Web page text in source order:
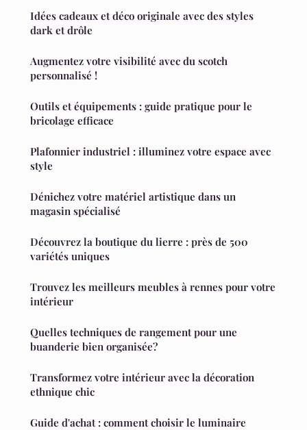
Idées cadeaux et déco originale avec des styles
dark et drôle
Augmentez votre visibilité avec du scotch
personnalisé !
Outils et équipements : guide pratique pour le
bricolage efficace
Plafonnier industriel : illuminez votre espace avec
style
Dénichez votre matériel artistique dans un
magasin spécialisé
Découvrez la boutique du lierre : près de 500
variétés uniques
Trouvez les meilleurs meubles à rennes pour votre
intérieur
Quelles techniques de rangement pour une
buanderie bien organisée?
Transformez votre intérieur avec la décoration
ethnique chic
Guide d'achat : comment choisir le luminaire